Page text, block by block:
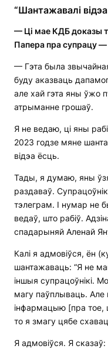
“Шантажавалі
— Ці мае КДБ доказы
Папера пра супрацу —
— Гэта была
буду аказваць
але хай гэта яны ўжо
атрыманне грошаў.
Я не ведаю, ці яны
2023 годзе мяне
відэа ёсць.
Тады, я думаю, яны
раздаваў.
тэлеграм. І нумар не
ведаў, што рабіў.
спадарыняй Аленай
Калі я адмовіўся, ён
шантажаваць: “Я не
іншыя супрацоўнікі.
магу паўплываць. Але
інфармацыю [пра тое,
то я змагу цябе
Я адмовіўся. Я